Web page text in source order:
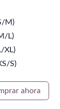
M)
L)
XL)
S)
ahora